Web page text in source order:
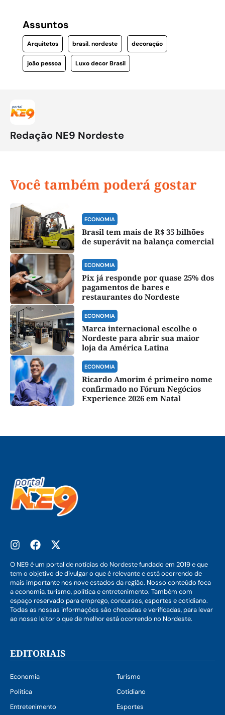
Assuntos
Arquitetos brasil. nordeste decoração
joão pessoa Luxo decor Brasil
Redação NE9 Nordeste
Você também poderá gostar
ECONOMIA
Brasil tem mais de R$ 35 bilhões
de superávit na balança comercial
ECONOMIA
Pix já responde por quase 25% dos
pagamentos de bares e
restaurantes do Nordeste
ECONOMIA
Marca internacional escolhe o
Nordeste para abrir sua maior
loja da América Latina
ECONOMIA
Ricardo Amorim é primeiro nome
confirmado no Fórum Negócios
Experience 2026 em Natal
O NE9 é um portal de notícias do Nordeste fundado em 2019 e que
tem o objetivo de divulgar o que é relevante e está ocorrendo de
mais importante nos nove estados da região. Nosso conteúdo foca
a economia, turismo, política e entretenimento. Também com
espaço reservado para emprego, concursos, esportes e cotidiano.
Todas as nossas informações são checadas e verificadas, para levar
ao nosso leitor o que de melhor está ocorrendo no Nordeste.
EDITORIAIS
Economia
Turismo
Política
Cotidiano
Entretenimento
Esportes